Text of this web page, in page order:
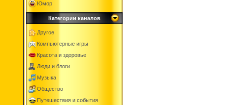
Юмор
Категории каналов
Другое
Компьютерные игры
Красота и здоровье
Люди и блоги
Музыка
Общество
Путешествия и события